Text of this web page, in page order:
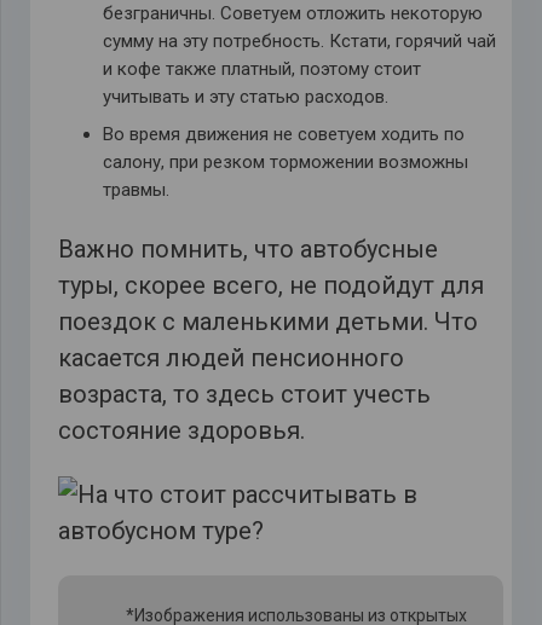
безграничны. Советуем отложить некоторую
сумму на эту потребность. Кстати, горячий чай
и кофе также платный, поэтому стоит
учитывать и эту статью расходов.
Во время движения не советуем ходить по
салону, при резком торможении возможны
травмы.
Важно помнить, что автобусные
туры, скорее всего, не подойдут для
поездок с маленькими детьми. Что
касается людей пенсионного
возраста, то здесь стоит учесть
состояние здоровья.
*Изображения использованы из открытых